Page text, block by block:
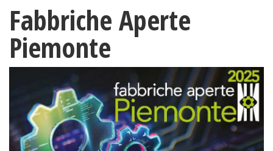
Fabbriche Aperte
Piemonte